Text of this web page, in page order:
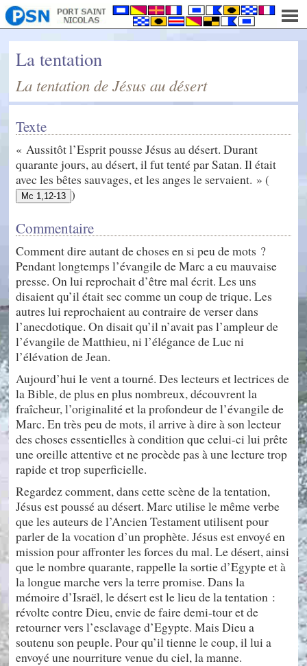
La tentation
La tentation de Jésus au désert
Texte
« Aussitôt l’Esprit pousse Jésus au désert. Durant
quarante jours, au désert, il fut tenté par Satan. Il était
avec les bêtes sauvages, et les anges le servaient. » (
Mc 1,12-13 )
Commentaire
Comment dire autant de choses en si peu de mots ?
Pendant longtemps l’évangile de Marc a eu mauvaise
presse. On lui reprochait d’être mal écrit. Les uns
disaient qu’il était sec comme un coup de trique. Les
autres lui reprochaient au contraire de verser dans
l’anecdotique. On disait qu’il n’avait pas l’ampleur de
l’évangile de Matthieu, ni l’élégance de Luc ni
l’élévation de Jean.
Aujourd’hui le vent a tourné. Des lecteurs et lectrices de
la Bible, de plus en plus nombreux, découvrent la
fraîcheur, l’originalité et la profondeur de l’évangile de
Marc. En très peu de mots, il arrive à dire à son lecteur
des choses essentielles à condition que celui-ci lui prête
une oreille attentive et ne procède pas à une lecture trop
rapide et trop superficielle.
Regardez comment, dans cette scène de la tentation,
Jésus est poussé au désert. Marc utilise le même verbe
que les auteurs de l’Ancien Testament utilisent pour
parler de la vocation d’un prophète. Jésus est envoyé en
mission pour affronter les forces du mal. Le désert, ainsi
que le nombre quarante, rappelle la sortie d’Egypte et à
la longue marche vers la terre promise. Dans la
mémoire d’Israël, le désert est le lieu de la tentation :
révolte contre Dieu, envie de faire demi-tour et de
retourner vers l’esclavage d’Egypte. Mais Dieu a
soutenu son peuple. Pour qu’il tienne le coup, il lui a
envoyé une nourriture venue du ciel, la manne.